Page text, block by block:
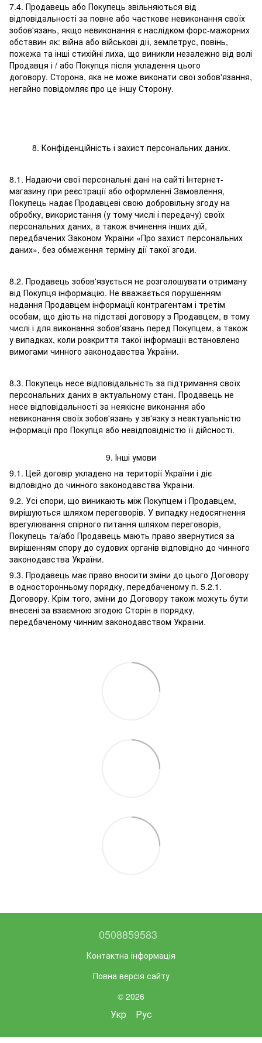
7.4. Продавець або Покупець звільняються від
відповідальності за повне або часткове невиконання своїх
зобов'язань, якщо невиконання є наслідком форс-мажорних
обставин як: війна або військові дії, землетрус, повінь,
пожежа та інші стихійні лиха, що виникли незалежно від волі
Продавця і / або Покупця після укладення цього
договору. Сторона, яка не може виконати свої зобов'язання,
негайно повідомляє про це іншу Сторону.
8. Конфіденційність і захист персональних даних.
8.1. Надаючи свої персональні дані на сайті Інтернет-
магазину при реєстрації або оформленні Замовлення,
Покупець надає Продавцеві свою добровільну згоду на
обробку, використання (у тому числі і передачу) своїх
персональних даних, а також вчинення інших дій,
передбачених Законом України «Про захист персональних
даних», без обмеження терміну дії такої згоди.
8.2. Продавець зобов'язується не розголошувати отриману
від Покупця інформацію. Не вважається порушенням
надання Продавцем інформації контрагентам і третім
особам, що діють на підставі договору з Продавцем, в тому
числі і для виконання зобов'язань перед Покупцем, а також
у випадках, коли розкриття такої інформації встановлено
вимогами чинного законодавства України.
8.3. Покупець несе відповідальність за підтримання своїх
персональних даних в актуальному стані. Продавець не
несе відповідальності за неякісне виконання або
невиконання своїх зобов'язань у зв'язку з неактуальністю
інформації про Покупця або невідповідністю її дійсності.
9. Інші умови
9.1. Цей договір укладено на території України і діє
відповідно до чинного законодавства України.
9.2. Усі спори, що виникають між Покупцем і Продавцем,
вирішуються шляхом переговорів. У випадку недосягнення
врегулювання спірного питання шляхом переговорів,
Покупець та/або Продавець мають право звернутися за
вирішенням спору до судових органів відповідно до чинного
законодавства України.
9.3. Продавець має право вносити зміни до цього Договору
в односторонньому порядку, передбаченому п. 5.2.1.
Договору. Крім того, зміни до Договору також можуть бути
внесені за взаємною згодою Сторін в порядку,
передбаченому чинним законодавством України.
0508859583
Контактна інформація
Повна версія сайту
© 2026
Укр Рус